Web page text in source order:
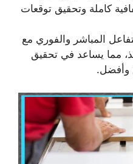
كاملة وتحقيق توقعات
المباشر والفوري مع
مما يساعد في تحقيق
وأفضل.